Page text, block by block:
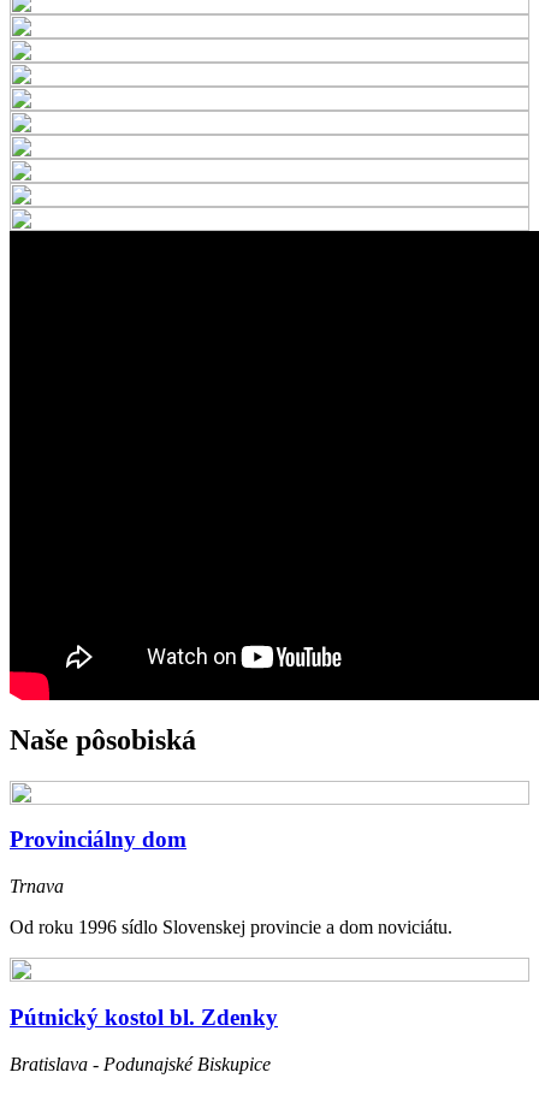
Naše pôsobiská
Provinciálny dom
Trnava
Od roku 1996 sídlo Slovenskej provincie a dom noviciátu.
Pútnický kostol bl. Zdenky
Bratislava - Podunajské Biskupice